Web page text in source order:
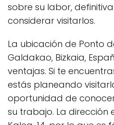
sobre su labor,
considerar visitarlos.
La ubicación de Ponto
Galdakao, Bizkaia,
ventajas. Si te
estás planeando
oportunidad de
su trabajo. La dirección